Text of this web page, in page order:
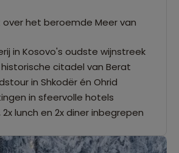
het beroemde Meer van
in Kosovo's oudste wijnstreek
citadel van Berat
in Shkodër én Ohrid
in sfeervolle hotels
2x lunch en 2x diner inbegrepen